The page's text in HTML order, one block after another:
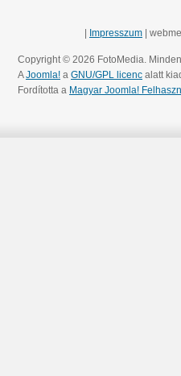
Impresszum |
Copyright © 2026 FotoMedia.
AJoomla! a GNU/GPL licenc alatt
Fordította a Magyar Joomla!